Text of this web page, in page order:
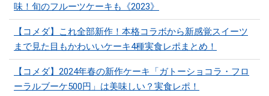
味！旬のフルーツケーキも《2023》
【コメダ】これ全部新作！本格コラボから新感覚スイーツ
まで見た目もかわいいケーキ4種実食レポまとめ！
【コメダ】2024年春の新作ケーキ「ガトーショコラ・フロ
ーラルブーケ500円」は美味しい？実食レポ！